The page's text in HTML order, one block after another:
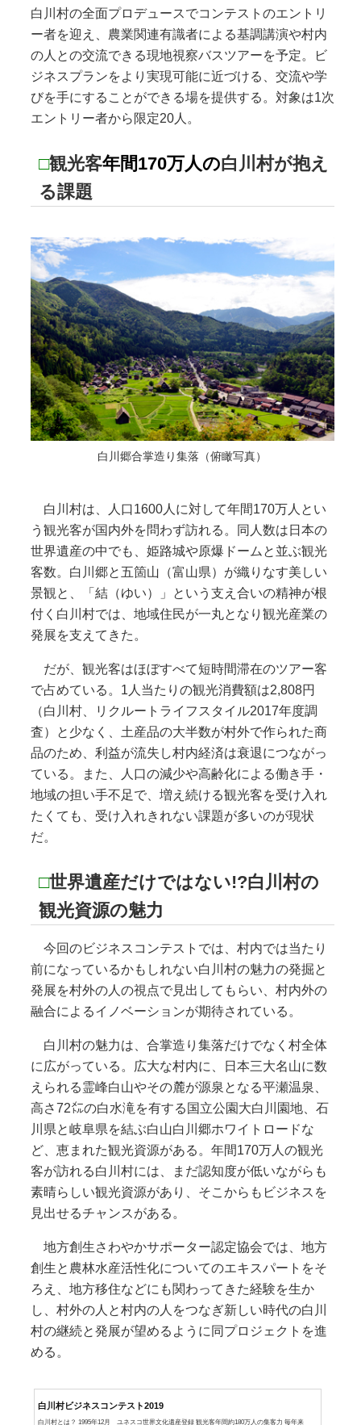
白川村の全面プロデュースでコンテストのエントリ
ー者を迎え、農業関連有識者による基調講演や村内
の人との交流できる現地視察バスツアーを予定。ビ
ジネスプランをより実現可能に近づける、交流や学
びを手にすることができる場を提供する。対象は1次
エントリー者から限定20人。
□観光客年間170万人の白川村が抱え
る課題
白川郷合掌造り集落（俯瞰写真）
白川村は、人口1600人に対して年間170万人とい
う観光客が国内外を問わず訪れる。同人数は日本の
世界遺産の中でも、姫路城や原爆ドームと並ぶ観光
客数。白川郷と五箇山（富山県）が織りなす美しい
景観と、「結（ゆい）」という支え合いの精神が根
付く白川村では、地域住民が一丸となり観光産業の
発展を支えてきた。
だが、観光客はほぼすべて短時間滞在のツアー客
で占めている。1人当たりの観光消費額は2,808円
（白川村、リクルートライフスタイル2017年度調
査）と少なく、土産品の大半数が村外で作られた商
品のため、利益が流失し村内経済は衰退につながっ
ている。また、人口の減少や高齢化による働き手・
地域の担い手不足で、増え続ける観光客を受け入れ
たくても、受け入れきれない課題が多いのが現状
だ。
□世界遺産だけではない!?白川村の
観光資源の魅力
今回のビジネスコンテストでは、村内では当たり
前になっているかもしれない白川村の魅力の発掘と
発展を村外の人の視点で見出してもらい、村内外の
融合によるイノベーションが期待されている。
白川村の魅力は、合掌造り集落だけでなく村全体
に広がっている。広大な村内に、日本三大名山に数
えられる霊峰白山やその麓が源泉となる平瀬温泉、
高さ72㍍の白水滝を有する国立公園大白川園地、石
川県と岐阜県を結ぶ白山白川郷ホワイトロードな
ど、恵まれた観光資源がある。年間170万人の観光
客が訪れる白川村には、まだ認知度が低いながらも
素晴らしい観光資源があり、そこからもビジネスを
見出せるチャンスがある。
​地方創生さわやかサポーター認定協会では、地方
創生と農林水産活性化についてのエキスパートをそ
ろえ、地方移住などにも関わってきた経験を生か
し、村外の人と村内の人をつなぎ新しい時代の白川
村の継続と発展が望めるように同プロジェクトを進
める。
白川村ビジネスコンテスト2019
白川村とは？ 1995年12月 ユネスコ世界文化遺産登録 観光客年間約180万人の集客力 毎年来